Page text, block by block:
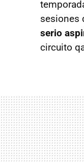
sesiones
serio
circuito